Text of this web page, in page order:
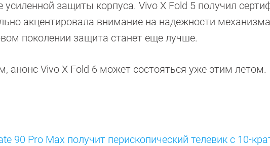
защиты корпуса. Vivo X Fold 5 получил
акцентировала внимание на надежности механизма
поколении защита станет еще лучше.
анонс Vivo X Fold 6 может состояться уже этим летом.
90 Pro Max получит перископический телевик с 10-